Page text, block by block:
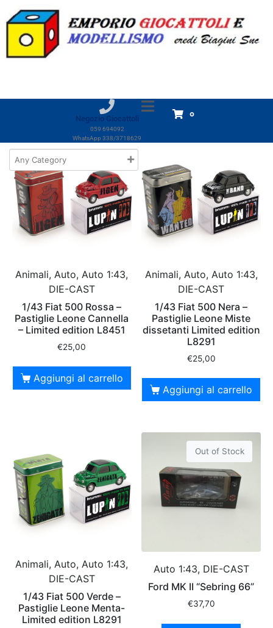
Negozio Giocattoli
059 694092
WhatsApp 338/3718629
0
Home Prodotti Brumm
Brumm
Animali, Auto, Auto 1:43,
DIE-CAST
1/43 Fiat 500 Rossa –
Pastiglie Leone Cannella
– Limited edition L8451
€25,00
Aggiungi al carrello
Animali, Auto, Auto 1:43,
DIE-CAST
1/43 Fiat 500 Nera –
Pastiglie Leone Miste
dissetanti Limited edition
L8291
€25,00
Aggiungi al carrello
Animali, Auto, Auto 1:43,
DIE-CAST
1/43 Fiat 500 Verde –
Pastiglie Leone Menta-
Limited edition L8291
Out of Stock
Auto 1:43, DIE-CAST
Ford MK II “Sebring 66”
€37,70